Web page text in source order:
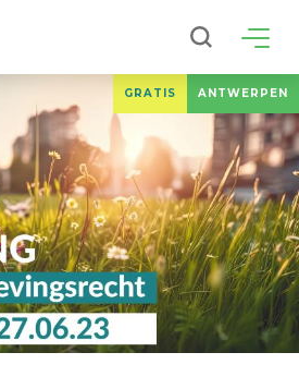
ANTWERPEN
GRATIS